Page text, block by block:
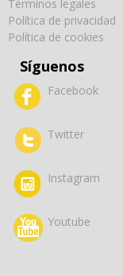
Términos legales
Política de privacidad
Política de cookies
Síguenos
Facebook
Twitter
Instagram
Youtube